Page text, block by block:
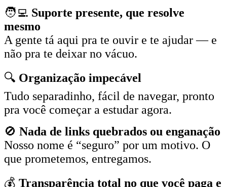
🧑‍💻 Suporte presente, que resolve
mesmo
A gente tá aqui pra te ouvir e te ajudar — e
não pra te deixar no vácuo.
🔍 Organização impecável
Tudo separadinho, fácil de navegar, pronto
pra você começar a estudar agora.
🚫 Nada de links quebrados ou enganação
Nosso nome é “seguro” por um motivo. O
que prometemos, entregamos.
💰 Transparência total no que você paga e